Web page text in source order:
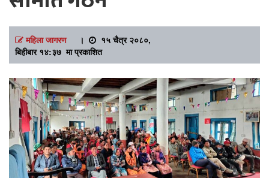
महिला जागरण।
१५ चैत्र २०८०,
बिहीबार १४:३७ मा प्रकाशित